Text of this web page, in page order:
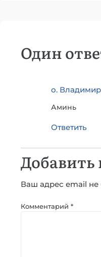
Один
о.
Аминь
Ответить
Ваш адрес email не
Комментарий *